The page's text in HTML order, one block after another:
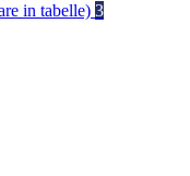
in tabelle) 3